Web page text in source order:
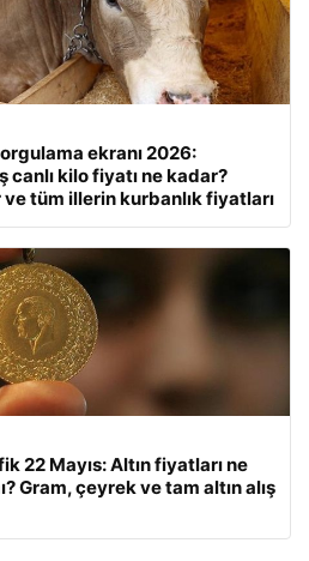
ekranı 2026:
kilo fiyatı ne kadar?
tüm illerin kurbanlık fiyatları
22 Mayıs: Altın fiyatları ne
Gram, çeyrek ve tam altın alış